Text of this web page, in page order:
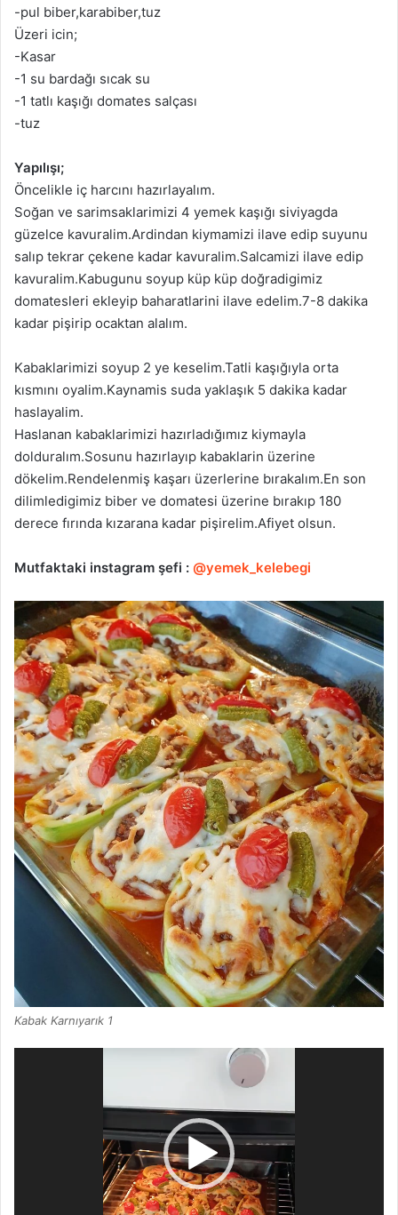
-pul biber,karabiber,tuz
Üzeri icin;
-Kasar
-1 su bardağı sıcak su
-1 tatlı kaşığı domates salçası
-tuz
Yapılışı;
Öncelikle iç harcını hazırlayalım.
Soğan ve sarimsaklarimizi 4 yemek kaşığı siviyagda
güzelce kavuralim.Ardindan kiymamizi ilave edip suyunu
salıp tekrar çekene kadar kavuralim.Salcamizi ilave edip
kavuralim.Kabugunu soyup küp küp doğradigimiz
domatesleri ekleyip baharatlarini ilave edelim.7-8 dakika
kadar pişirip ocaktan alalım.
Kabaklarimizi soyup 2 ye keselim.Tatli kaşığıyla orta
kısmını oyalim.Kaynamis suda yaklaşık 5 dakika kadar
haslayalim.
Haslanan kabaklarimizi hazırladığımız kiymayla
dolduralım.Sosunu hazırlayıp kabaklarin üzerine
dökelim.Rendelenmiş kaşarı üzerlerine bırakalım.En son
dilimledigimiz biber ve domatesi üzerine bırakıp 180
derece fırında kızarana kadar pişirelim.Afiyet olsun.
Mutfaktaki instagram şefi : @yemek_kelebegi
Kabak Karnıyarık 1